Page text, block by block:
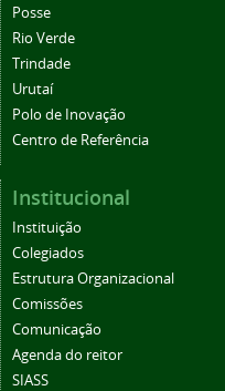
Posse
Rio Verde
Trindade
Urutaí
Polo de Inovação
Centro de Referência
Institucional
Instituição
Colegiados
Estrutura Organizacional
Comissões
Comunicação
Agenda do reitor
SIASS